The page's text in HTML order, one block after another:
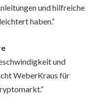
und hilfreiche
haben.“
und
WeberKraus für